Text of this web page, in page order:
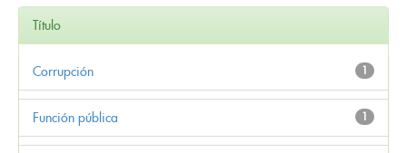
Título
1
Corrupción
1
Función pública